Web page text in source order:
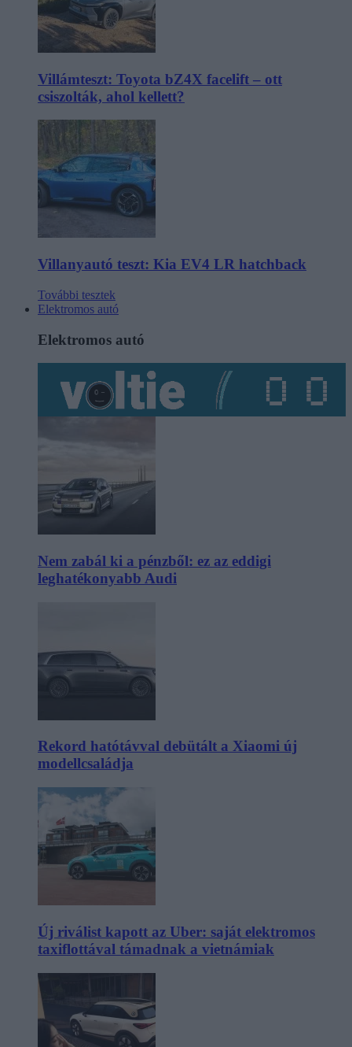
Villámteszt: Toyota bZ4X facelift – ott
csiszolták, ahol kellett?
Villanyautó teszt: Kia EV4 LR hatchback
További tesztek
Elektromos autó
Elektromos autó
Nem zabál ki a pénzből: ez az eddigi
leghatékonyabb Audi
Rekord hatótávval debütált a Xiaomi új
modellcsaládja
Új riválist kapott az Uber: saját elektromos
taxiflottával támadnak a vietnámiak